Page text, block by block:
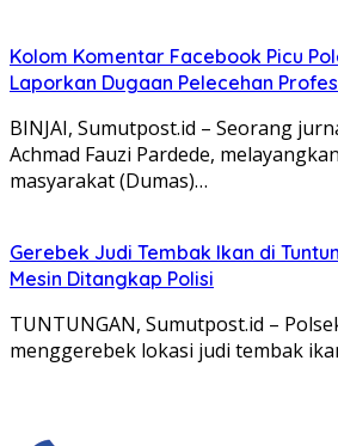
Kolom Komentar Facebook Picu
Laporkan Dugaan Pelecehan
BINJAI, Sumutpost.id – Seorang
Achmad Fauzi Pardede,
masyarakat (Dumas)…
Gerebek Judi Tembak Ikan di
Mesin Ditangkap Polisi
TUNTUNGAN, Sumutpost.id –
menggerebek lokasi judi tembak